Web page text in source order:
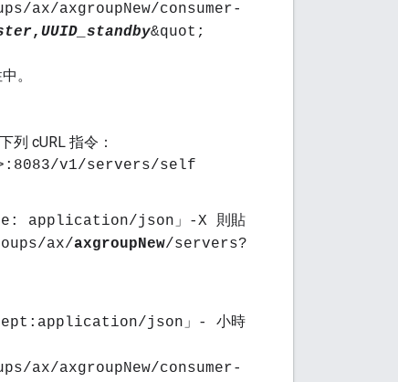
axgroupNew/consumer-
, UUID_standby&quot;
。
列 cURL 指令：
v1/servers/self
application/json」-X 則貼
ax/axgroupNew/servers?
json」- 小時
axgroupNew/consumer-